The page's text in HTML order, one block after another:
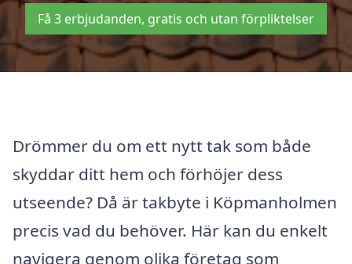
Få 3 erbjudanden, gratis och utan förpliktelser
Drömmer du om ett nytt tak som både
skyddar ditt hem och förhöjer dess
utseende? Då är takbyte i Köpmanholmen
precis vad du behöver. Här kan du enkelt
navigera genom olika företag som